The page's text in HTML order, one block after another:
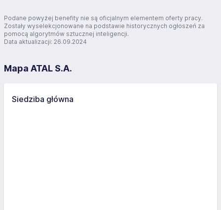
Podane powyżej benefity nie są oficjalnym elementem oferty pracy.
Zostały wyselekcjonowane na podstawie historycznych ogłoszeń za
pomocą algorytmów sztucznej inteligencji.
Data aktualizacji: 26.09.2024
Mapa ATAL S.A.
Siedziba główna